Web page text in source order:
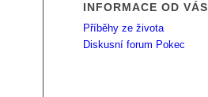
INFORMACE OD VÁS
Příběhy ze života
Diskusní forum Pokec